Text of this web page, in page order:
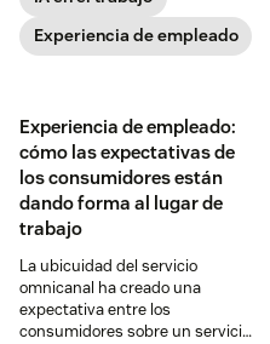
empleado explica cómo.
Experiencia de empleado
Experiencia de empleado:
cómo las expectativas de
los consumidores están
dando forma al lugar de
trabajo
La ubicuidad del servicio
omnicanal ha creado una
expectativa entre los
consumidores sobre un servicio